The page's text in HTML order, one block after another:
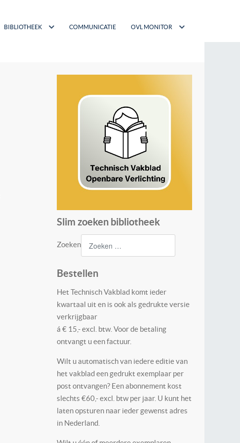
BIBLIOTHEEK COMMUNICATIE OVL MONITOR
Slim zoeken bibliotheek
Zoeken
Bestellen
Het Technisch Vakblad komt ieder
kwartaal uit en is ook als gedrukte versie
verkrijgbaar
á € 15,- excl. btw. Voor de betaling
ontvangt u een factuur.
Wilt u automatisch van iedere editie van
het vakblad een gedrukt exemplaar per
post ontvangen? Een abonnement kost
slechts €60,- excl. btw per jaar. U kunt het
laten opsturen naar ieder gewenst adres
in Nederland.